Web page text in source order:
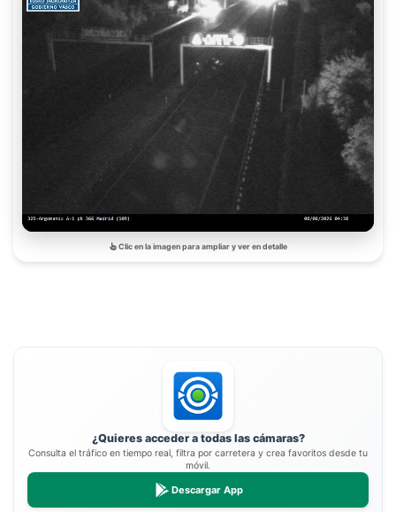
Clic en la imagen para ampliar y ver en detalle
¿Quieres acceder a todas las cámaras?
Consulta el tráfico en tiempo real, filtra por carretera y crea favoritos desde tu
móvil.
Descargar App